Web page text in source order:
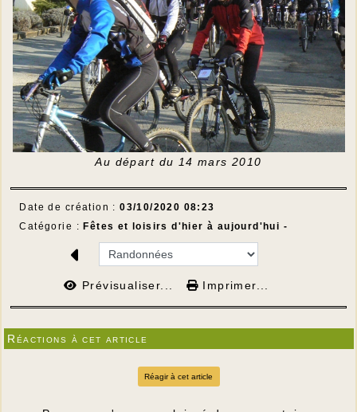
Au départ du 14 mars 2010
Date de création :03/10/2020 08:23
Catégorie :Fêtes et loisirs d'hier à aujourd'hui -
Prévisualiser... Imprimer...
Réactions à cet article
Réagir à cet article